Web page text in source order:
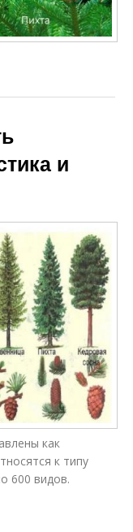
и
как
к типу
600 видов.